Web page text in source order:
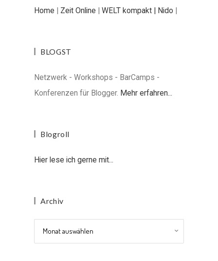
Home | Zeit Online | WELT kompakt | Nido |
BLOGST
Netzwerk - Workshops - BarCamps -
Konferenzen für Blogger. Mehr erfahren...
Blogroll
Hier lese ich gerne mit...
Archiv